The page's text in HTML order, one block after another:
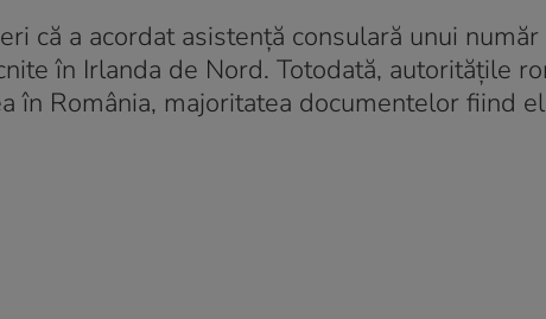
că a acordat asistență consulară unui
în Irlanda de Nord. Totodată, autoritățile
în România, majoritatea documentelor fiind